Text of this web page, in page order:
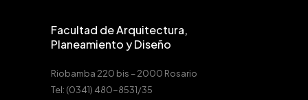
Facultad de Arquitectura,
Planeamiento y Diseño
Riobamba 220 bis – 2000 Rosario
Tel: (0341) 480-8531/35